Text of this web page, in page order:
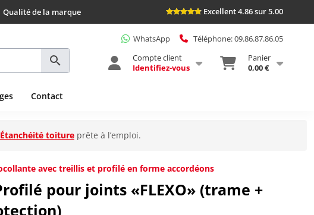
Qualité de la marque Excellent 4.86 sur 5.00
WhatsApp
Téléphone: 09.86.87.86.05
Compte client
Identifiez-vous
Panier
0,00 €
Contact
toiture prête à l’emploi.
avec treillis et profilé en forme accordéons
pour joints «FLEXO» (trame +